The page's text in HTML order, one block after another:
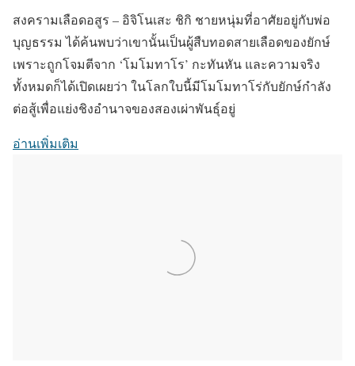
สงครามเลือดอสูร – อิจิโนเสะ ชิกิ ชายหนุ่มที่อาศัยอยู่กับพ่อ
บุญธรรม ได้ค้นพบว่าเขานั้นเป็นผู้สืบทอดสายเลือดของยักษ์
เพราะถูกโจมตีจาก ‘โมโมทาโร’ กะทันหัน และความจริง
ทั้งหมดก็ได้เปิดเผยว่า ในโลกใบนี้มีโมโมทาโร่กับยักษ์กำลัง
ต่อสู้เพื่อแย่งชิงอำนาจของสองเผ่าพันธุ์อยู่
อ่านเพิ่มเติม